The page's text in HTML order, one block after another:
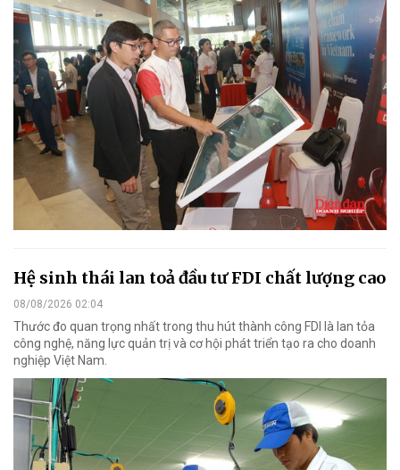
Hệ sinh thái lan toả đầu tư FDI chất lượng cao
08/08/2026 02:04
Thước đo quan trọng nhất trong thu hút thành công FDI là lan tỏa
công nghệ, năng lực quản trị và cơ hội phát triển tạo ra cho doanh
nghiệp Việt Nam.